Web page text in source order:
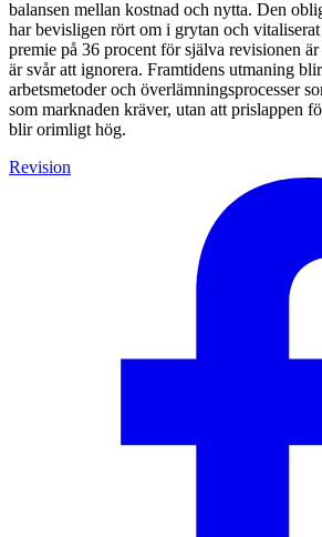
balansen mellan kostnad och nytta. Den
har bevisligen rört om i grytan och
premie på 36 procent för själva revisionen
är svår att ignorera. Framtidens utmaning
arbetsmetoder och överlämningsprocesser
som marknaden kräver, utan att prislappen
blir orimligt hög.
Revision